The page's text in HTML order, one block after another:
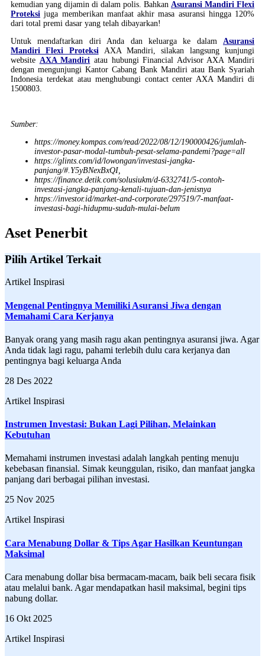
kemudian yang dijamin di dalam polis. Bahkan Asuransi Mandiri Flexi
Proteksi juga memberikan manfaat akhir masa asuransi hingga 120%
dari total premi dasar yang telah dibayarkan!
Untuk mendaftarkan diri Anda dan keluarga ke dalam Asuransi
Mandiri Flexi Proteksi AXA Mandiri, silakan langsung kunjungi
website AXA Mandiri atau hubungi Financial Advisor AXA Mandiri
dengan mengunjungi Kantor Cabang Bank Mandiri atau Bank Syariah
Indonesia terdekat atau menghubungi contact center AXA Mandiri di
1500803.
Sumber:
https://money.kompas.com/read/2022/08/12/190000426/jumlah-
investor-pasar-modal-tumbuh-pesat-selama-pandemi?page=all
https://glints.com/id/lowongan/investasi-jangka-
panjang/#.Y5yBNexBxQI,
https://finance.detik.com/solusiukm/d-6332741/5-contoh-
investasi-jangka-panjang-kenali-tujuan-dan-jenisnya
https://investor.id/market-and-corporate/297519/7-manfaat-
investasi-bagi-hidupmu-sudah-mulai-belum
Aset Penerbit
Pilih Artikel Terkait
Artikel Inspirasi
Mengenal Pentingnya Memiliki Asuransi Jiwa dengan
Memahami Cara Kerjanya
Banyak orang yang masih ragu akan pentingnya asuransi jiwa. Agar
Anda tidak lagi ragu, pahami terlebih dulu cara kerjanya dan
pentingnya bagi keluarga Anda
28 Des 2022
Artikel Inspirasi
Instrumen Investasi: Bukan Lagi Pilihan, Melainkan
Kebutuhan
Memahami instrumen investasi adalah langkah penting menuju
kebebasan finansial. Simak keunggulan, risiko, dan manfaat jangka
panjang dari berbagai pilihan investasi.
25 Nov 2025
Artikel Inspirasi
Cara Menabung Dollar & Tips Agar Hasilkan Keuntungan
Maksimal
Cara menabung dollar bisa bermacam-macam, baik beli secara fisik
atau melalui bank. Agar mendapatkan hasil maksimal, begini tips
nabung dollar.
16 Okt 2025
Artikel Inspirasi